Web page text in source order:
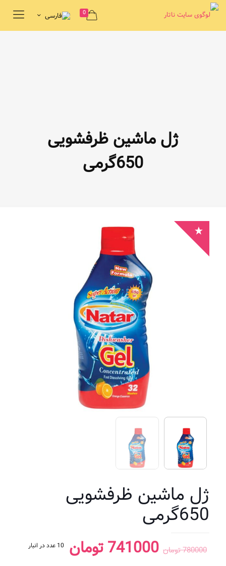
0
ژل ماشین ظرفشویی
650گرمی
ژل ماشین ظرفشویی
650گرمی
780000تومان قیمت
741000تومان قیمت
10 عدد در انبار